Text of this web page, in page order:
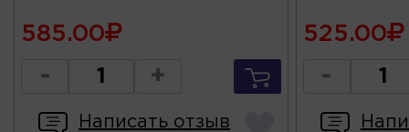
585.00
- +
Написать отзыв
525.00
-